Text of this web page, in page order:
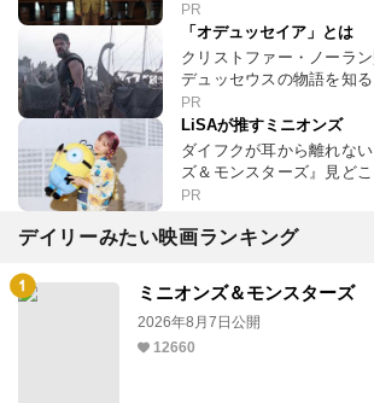
PR
「オデュッセイア」とは
クリストファー・ノーラ
デュッセウスの物語を知る
PR
LiSAが推すミニオンズ
ダイフクが耳から離れな
ズ＆モンスターズ』見どこ
PR
デイリーみたい映画ランキング
ミニオンズ＆モンスターズ
2026年8月7日公開
12660